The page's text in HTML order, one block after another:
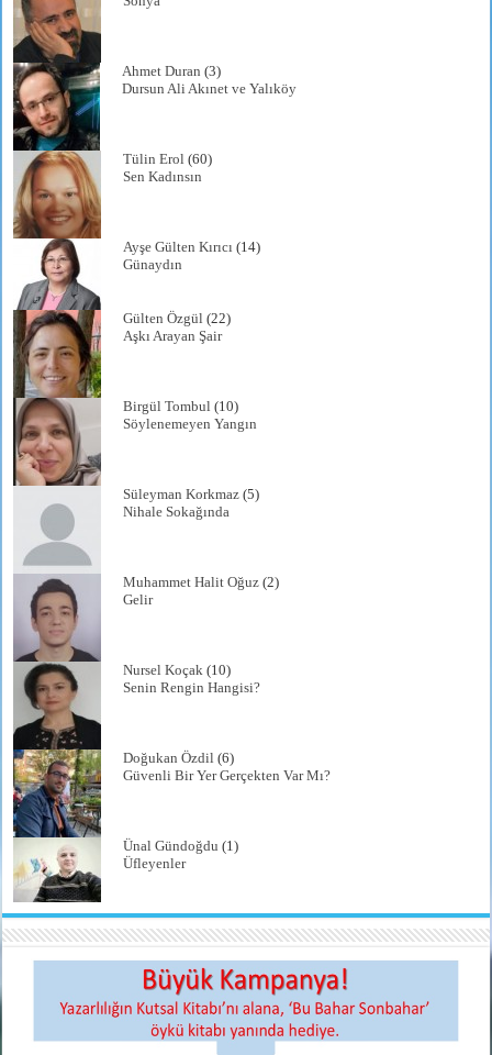
Ahmet Duran (3)
Dursun Ali Akınet ve Yalıköy
Tülin Erol (60)
Sen Kadınsın
Ayşe Gülten Kırıcı (14)
Günaydın
Gülten Özgül (22)
Aşkı Arayan Şair
Birgül Tombul (10)
Söylenemeyen Yangın
Süleyman Korkmaz (5)
Nihale Sokağında
Muhammet Halit Oğuz (2)
Gelir
Nursel Koçak (10)
Senin Rengin Hangisi?
Doğukan Özdil (6)
Güvenli Bir Yer Gerçekten Var Mı?
Ünal Gündoğdu (1)
Üfleyenler